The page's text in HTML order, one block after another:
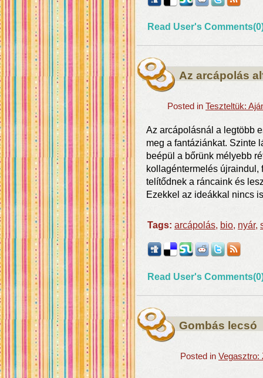
Read User's
Az arcápolás
Posted in Teszteltük:
Az arcápolásnál a legtöbb
meg a fantáziánkat. Szinte
beépül a bőrünk mélyebb
kollagéntermelés újraindul,
telítődnek a ráncaink és
Ezekkel az ideákkal nincs
Tags: arcápolás, bio, nyár,
Read User's
Gombás lecsó
Posted in Vegasztro: